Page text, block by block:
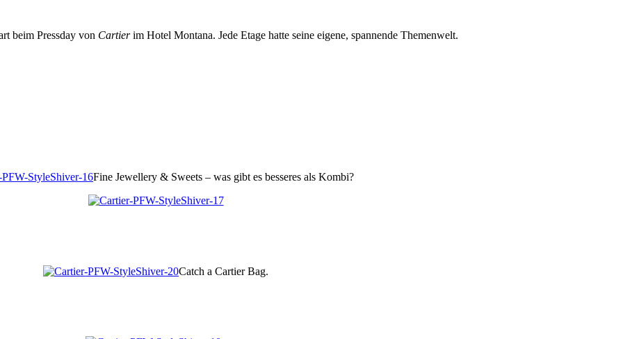
beim Pressday von Cartierim Hotel Montana. Jede Etage hatte seine eigene, spannende Themenwelt.
Fine Jewellery & Sweets – was gibt es besseres als Kombi?
Catch a Cartier Bag.